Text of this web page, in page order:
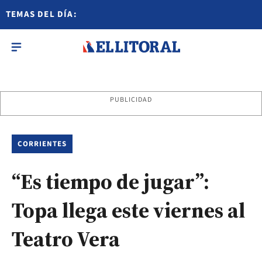
TEMAS DEL DÍA:
PUBLICIDAD
CORRIENTES
“Es tiempo de jugar”:
Topa llega este viernes al
Teatro Vera